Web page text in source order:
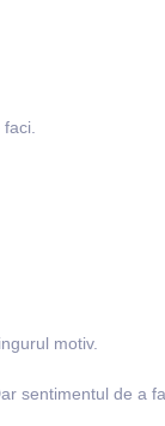
motiv.
sentimentul de a